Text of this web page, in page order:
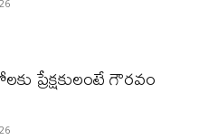
ప్రేక్ష‌కులంటే గౌర‌వం